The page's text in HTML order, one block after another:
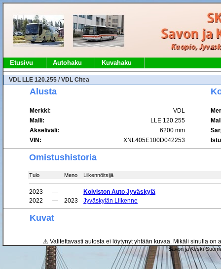
Etusivu Autohaku Kuvahaku
VDL LLE 120.255 / VDL Citea
Alusta
Merkki: VDL
Malli:
LLE 120.255
Akseliväli:
6200 mm
VIN:
XNL405E100D042253
Omistushistoria
Tulo Meno Liikennöitsijä
2023 —
Koiviston Auto Jyväskylä
2022
— 2023 Jyväskylän Liikenne
Kuvat
⚠ Valitettavasti autosta ei löytynyt yhtään kuvaa. Mikäli sinulla on
Savon ja Keski-